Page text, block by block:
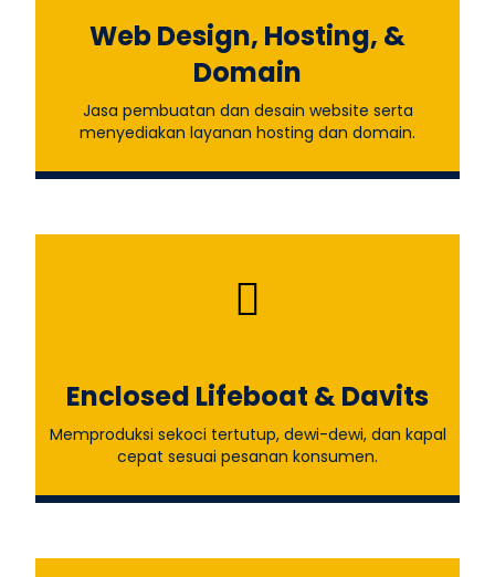
Web Design, Hosting, &
Domain
Jasa pembuatan dan desain website serta
menyediakan layanan hosting dan domain.
Enclosed Lifeboat & Davits
Memproduksi sekoci tertutup, dewi-dewi, dan kapal
cepat sesuai pesanan konsumen.